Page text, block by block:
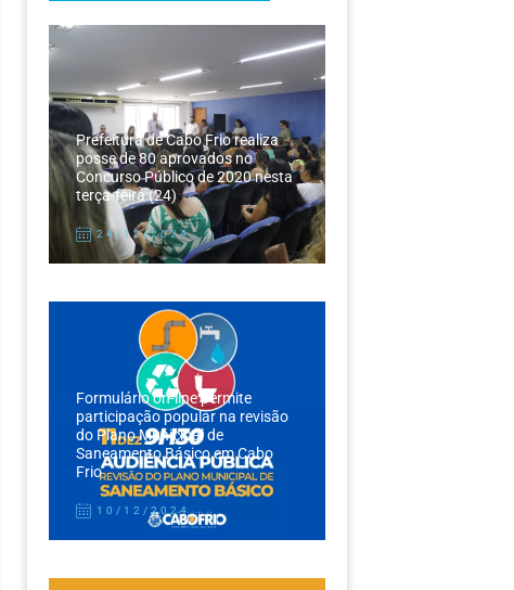
Prefeitura de Cabo Frio realiza
posse de 80 aprovados no
Concurso Público de 2020 nesta
terça-feira (24)
24/12/2024
Formulário on-line permite
participação popular na revisão
do Plano Municipal de
Saneamento Básico em Cabo
Frio
10/12/2024